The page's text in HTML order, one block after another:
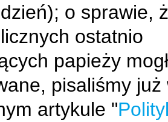
o sprawie,
ostatnio
papieży
pisaliśmy już
artykule "